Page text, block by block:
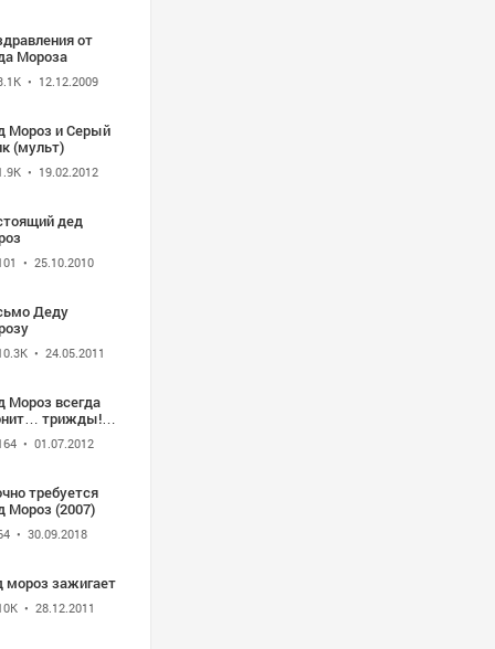
от
Мороза
• 12.12.2009
Мороз и Серый
(мульт)
• 19.02.2012
дед
• 25.10.2010
Деду
• 24.05.2011
Мороз всегда
трижды!
• 01.07.2012
требуется
Мороз (2007)
• 30.09.2018
мороз зажигает
• 28.12.2011